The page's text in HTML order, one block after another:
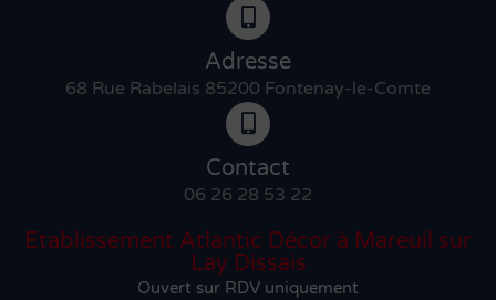
Adresse
68 Rue Rabelais 85200 Fontenay-le-Comte
Contact
06 26 28 53 22
Etablissement Atlantic Décor à Mareuil sur
Lay Dissais
Ouvert sur RDV uniquement